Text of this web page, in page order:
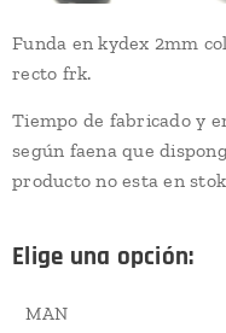
Funda en kydex 2mm
recto frk.
Tiempo de fabricado y
según faena que
producto no esta en
Elige una opción:
MAN